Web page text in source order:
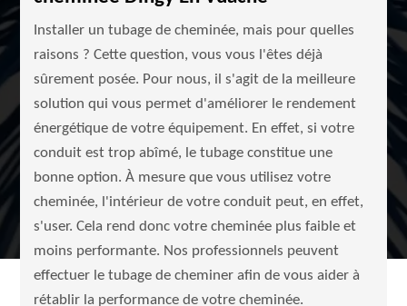
Installer un tubage de cheminée, mais pour quelles
raisons ? Cette question, vous vous l'êtes déjà
sûrement posée. Pour nous, il s'agit de la meilleure
solution qui vous permet d'améliorer le rendement
énergétique de votre équipement. En effet, si votre
conduit est trop abîmé, le tubage constitue une
bonne option. À mesure que vous utilisez votre
cheminée, l'intérieur de votre conduit peut, en effet,
s'user. Cela rend donc votre cheminée plus faible et
moins performante. Nos professionnels peuvent
effectuer le tubage de cheminer afin de vous aider à
rétablir la performance de votre cheminée.